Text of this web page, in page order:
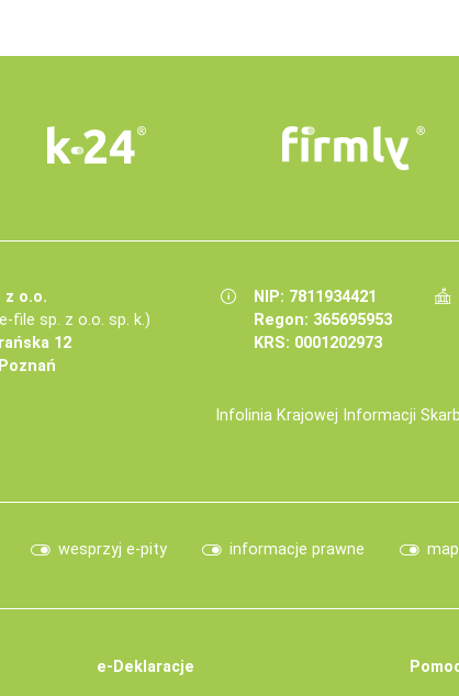
o.o.
file sp. z o.o. sp. k.)
12
NIP: 7811934421
Regon: 365695953
KRS: 0001202973
Infolinia Krajowej Informacji
wesprzyj e-pity informacje prawne
e-Deklaracje